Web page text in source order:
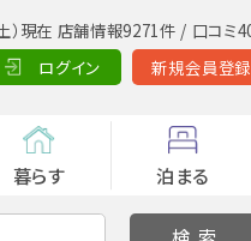
）現在 店舗情報9271件 / 口コミ
ログイン
新規会員登録
暮らす 泊まる